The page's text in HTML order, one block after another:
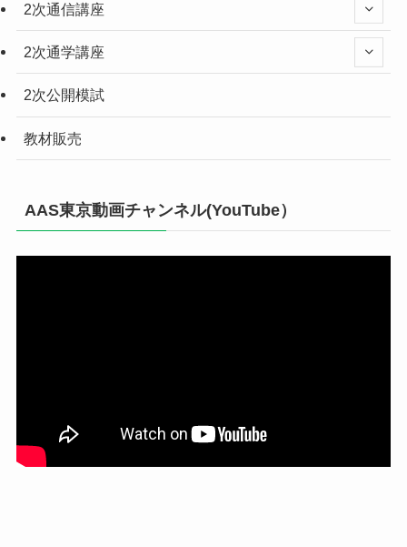
2次通信講座
2次通学講座
2次公開模試
教材販売
AAS東京動画チャンネル(YouTube）